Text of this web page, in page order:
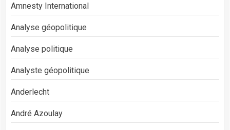
Amnesty International
Analyse géopolitique
Analyse politique
Analyste géopolitique
Anderlecht
André Azoulay